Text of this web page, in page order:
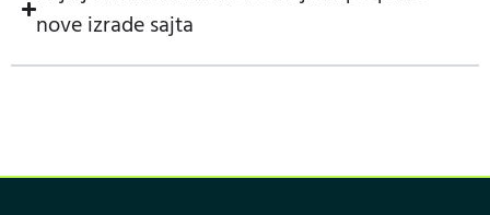
nove izrade sajta